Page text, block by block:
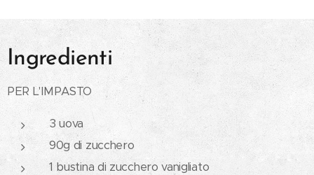
Ingredienti
PER L'IMPASTO
3 uova
90g di zucchero
1 bustina di zucchero vanigliato